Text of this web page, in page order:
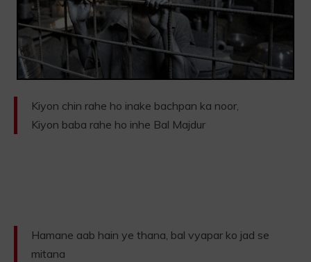
Kiyon chin rahe ho inake bachpan ka noor,
Kiyon baba rahe ho inhe Bal Majdur
Hamane aab hain ye thana, bal vyapar ko jad se
mitana